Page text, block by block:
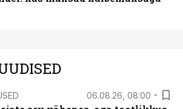
06.08.26, 08:00